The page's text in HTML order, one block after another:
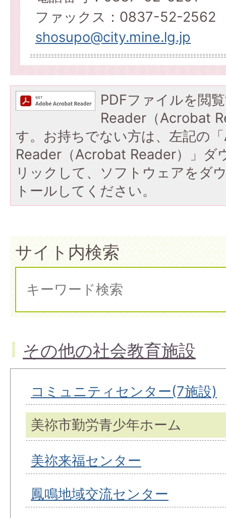
ファックス：0837-52-2562
shosupo@city.mine.lg.jp
PDFファイルを閲
Reader（Acrobat
す。お持ちでない方は、左記の
Reader（Acrobat Reader）」ダ
リックして、ソフトウェアをダ
トールしてください。
サイト内検索
その他の社会教育施設
コミュニティセンター(7施設)
美祢市勤労青少年ホーム
美祢来福センター
鳳鳴地域交流センター